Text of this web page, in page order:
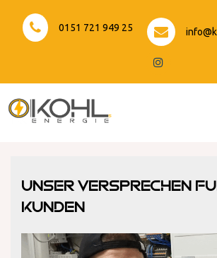
content
0151 721 949 25
Unser Versprechen
Kunden